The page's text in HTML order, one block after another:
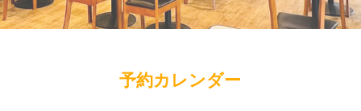
予約カレンダー
予約の流れ